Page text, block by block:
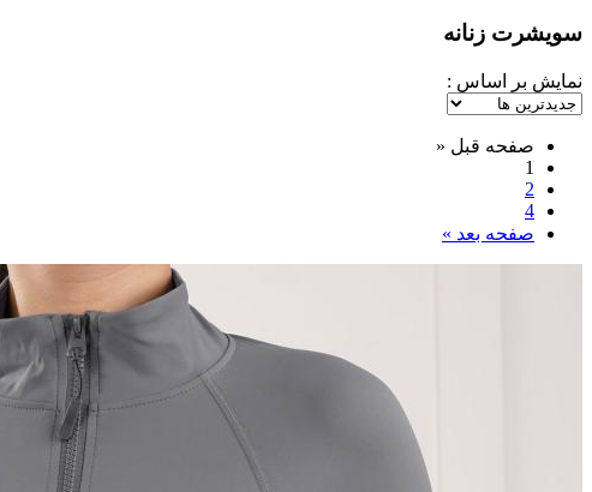
سویشرت زنانه
نمایش بر اساس :
صفحه قبل «
1
2
4
صفحه بعد »